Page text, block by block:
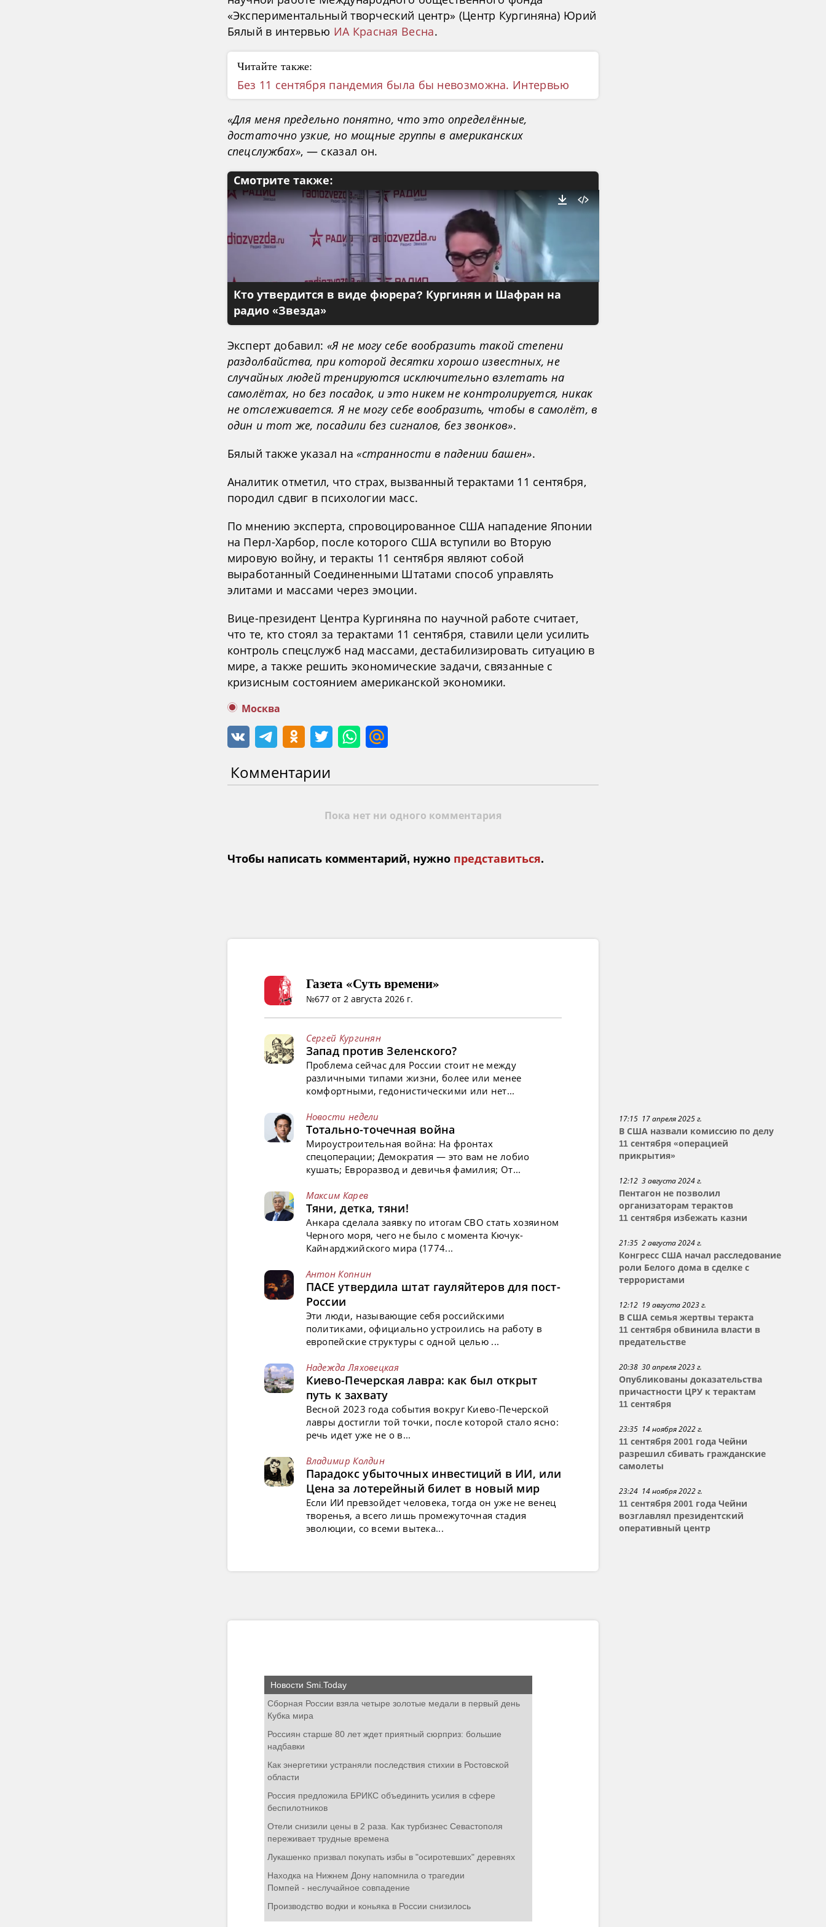
«Экспериментальный творческий центр» (Центр Кургиняна) Юрий
Бялый в интервью ИА Красная Весна.
Читайте также:
Без 11 сентября пандемия была бы невозможна. Интервью
«Для меня предельно понятно, что это определённые,
достаточно узкие, но мощные группы в американских
спецслужбах», — сказал он.
Смотрите также:
Кто утвердится в виде фюрера? Кургинян и Шафран на
радио «Звезда»
Эксперт добавил: «Я не могу себе вообразить такой степени
раздолбайства, при которой десятки хорошо известных, не
случайных людей тренируются исключительно взлетать на
самолётах, но без посадок, и это никем не контролируется, никак
не отслеживается. Я не могу себе вообразить, чтобы в самолёт, в
один и тот же, посадили без сигналов, без звонков».
Бялый также указал на«странности в падении башен».
Аналитик отметил, что страх, вызванный терактами 11 сентября,
породил сдвиг в психологии масс.
По мнению эксперта, спровоцированное США нападение Японии
на Перл-Харбор, после которого США вступили во Вторую
мировую войну, и теракты 11 сентября являют собой
выработанный Соединенными Штатами способ управлять
элитами и массами через эмоции.
Вице-президент Центра Кургиняна по научной работе считает,
что те, кто стоял за терактами 11 сентября, ставили цели усилить
контроль спецслужб над массами, дестабилизировать ситуацию в
мире, а также решить экономические задачи, связанные с
кризисным состоянием американской экономики.
Москва
Комментарии
Пока нет ни одного комментария
Чтобы написать комментарий, нужно представиться.
17:15 17 апреля 2025 г.
В США назвали комиссию по делу
11 сентября «операцией
прикрытия»
12:12 3 августа 2024 г.
Пентагон не позволил
организаторам терактов
11 сентября избежать казни
21:35 2 августа 2024 г.
Конгресс США начал расследование
роли Белого дома в сделке с
террористами
12:12 19 августа 2023 г.
В США семья жертвы теракта
11 сентября обвинила власти в
предательстве
20:38 30 апреля 2023 г.
Опубликованы доказательства
причастности ЦРУ к терактам
11 сентября
23:35 14 ноября 2022 г.
11 сентября 2001 года Чейни
разрешил сбивать гражданские
самолеты
23:24 14 ноября 2022 г.
11 сентября 2001 года Чейни
возглавлял президентский
оперативный центр
Газета «Суть времени»
№677 от 2 августа 2026 г.
Сергей Кургинян
Запад против Зеленского?
Проблема сейчас для России стоит не между
различными типами жизни, более или менее
комфортными, гедонистическими или нет...
Новости недели
Тотально-точечная война
Мироустроительная война: На фронтах
спецоперации; Демократия — это вам не лобио
кушать; Евроразвод и девичья фамилия; От...
Максим Карев
Тяни, детка, тяни!
Анкара сделала заявку по итогам СВО стать хозяином
Черного моря, чего не было с момента Кючук-
Кайнарджийского мира (1774...
Антон Копнин
ПАСЕ утвердила штат гауляйтеров для пост-
России
Эти люди, называющие себя российскими
политиками, официально устроились на работу в
европейские структуры с одной целью ...
Надежда Ляховецкая
Киево-Печерская лавра: как был открыт
путь к захвату
Весной 2023 года события вокруг Киево-Печерской
лавры достигли той точки, после которой стало ясно:
речь идет уже не о в...
Владимир Колдин
Парадокс убыточных инвестиций в ИИ, или
Цена за лотерейный билет в новый мир
Если ИИ превзойдет человека, тогда он уже не венец
творенья, а всего лишь промежуточная стадия
эволюции, со всеми вытека...